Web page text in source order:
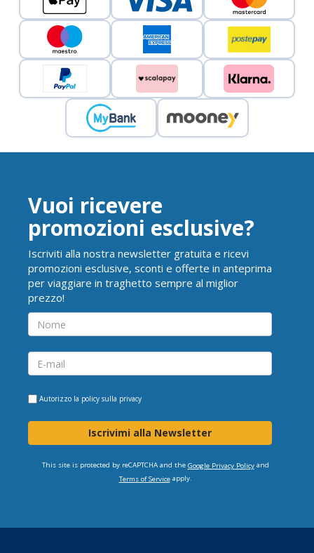
Vuoi ricevere
promozioni esclusive?
Iscriviti alla nostra newsletter gratuita e ricevi
promozioni esclusive, sconti e offerte in anteprima
per viaggiare in traghetto sempre al miglior
prezzo!
Autorizzo la policy sulla privacy
Iscrivimi alla Newsletter
This site is protected by reCAPTCHA and the Google Privacy Policyand
Terms of Serviceapply.